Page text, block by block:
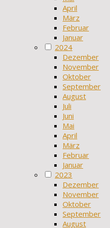
April
März
Februar
Januar
2024
Dezember
November
Oktober
September
August
Juli
Juni
Mai
April
März
Februar
Januar
2023
Dezember
November
Oktober
September
August